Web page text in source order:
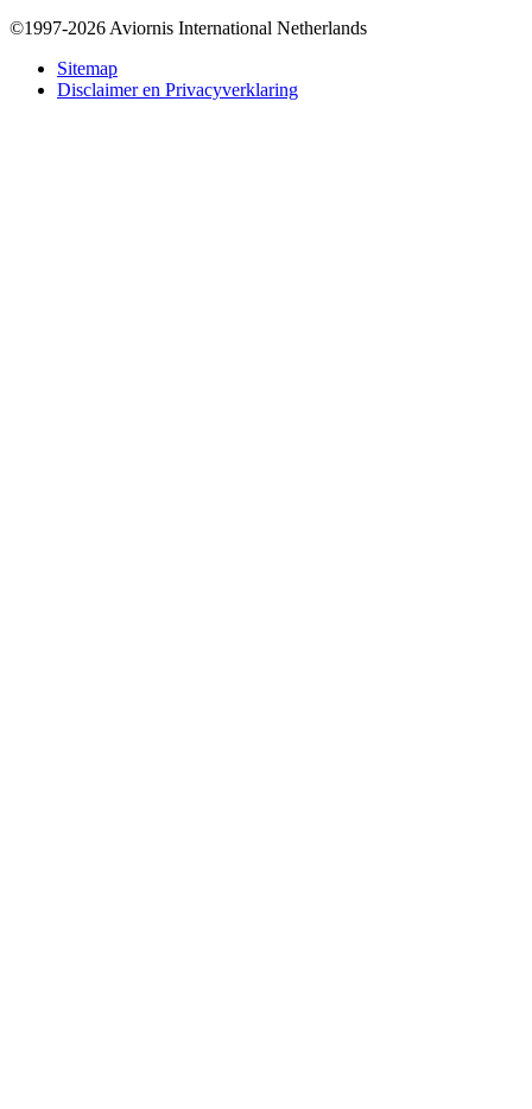
Bottom
©1997-2026 Aviornis International Netherlands
Sitemap
Disclaimer en Privacyverklaring